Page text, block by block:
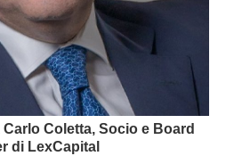
Coletta, Socio e Board
di LexCapital
Partner di SABSEG Broker